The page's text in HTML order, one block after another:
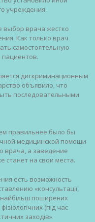
учреждения.
выбор врача жестко
Как только врач
самостоятельную
пациентов.
дискриминационным
объявило, что
последовательными
правильнее было бы
медицинской помощи
врача, а заведение
станет на свои места.
есть возможность
«консультації,
найбільш поширених
(під час
заходів».